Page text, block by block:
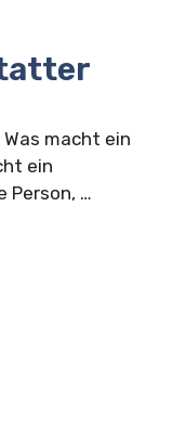
macht ein
ein
Person, …